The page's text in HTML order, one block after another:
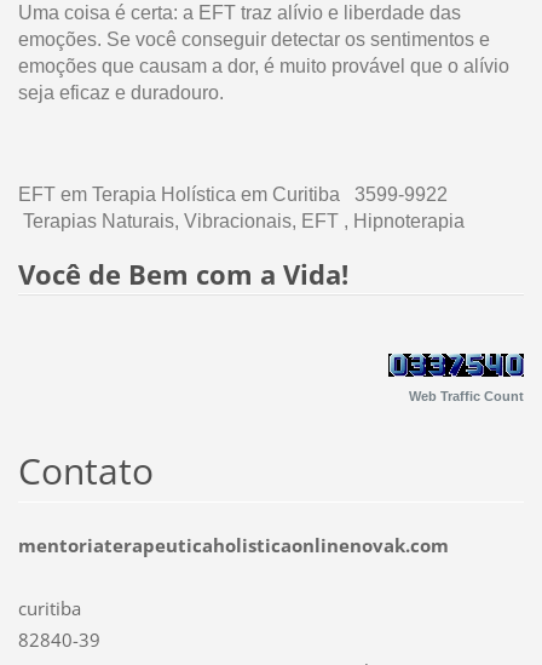
Uma coisa é certa: a EFT traz alívio e liberdade das
emoções. Se você conseguir detectar os sentimentos e
emoções que causam a dor, é muito provável que o alívio
seja eficaz e duradouro.
EFT em Terapia Holística em Curitiba 3599-9922
Terapias Naturais, Vibracionais, EFT , Hipnoterapia
Você de Bem com a Vida!
Web Traffic Count
Contato
mentoriaterapeuticaholisticaonlinenovak.com
curitiba
82840-39